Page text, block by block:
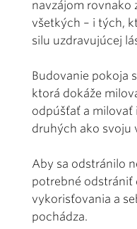
navzájom rovnako
všetkých – i tých,
silu uzdravujúcej
Budovanie pokoja
ktorá dokáže
odpúšťať a milovať
druhých ako svoju
Aby sa odstránilo
potrebné odstrániť
vykorisťovania a
pochádza.